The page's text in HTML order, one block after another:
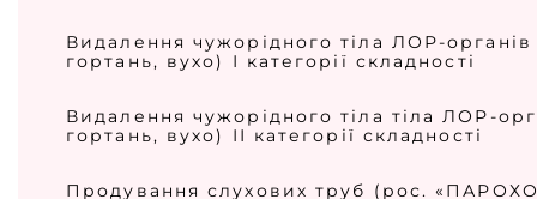
Видалення чужорідного тіла ЛОР-органів
гортань, вухо) І категорії складності
Видалення чужорідного тіла тіла ЛОР-
гортань, вухо) ІІ категорії складності
Продування слухових труб (рос.